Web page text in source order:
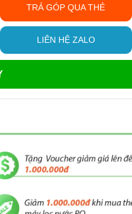
TRẢ GÓP QUA THẺ
LIÊN HỆ ZALO